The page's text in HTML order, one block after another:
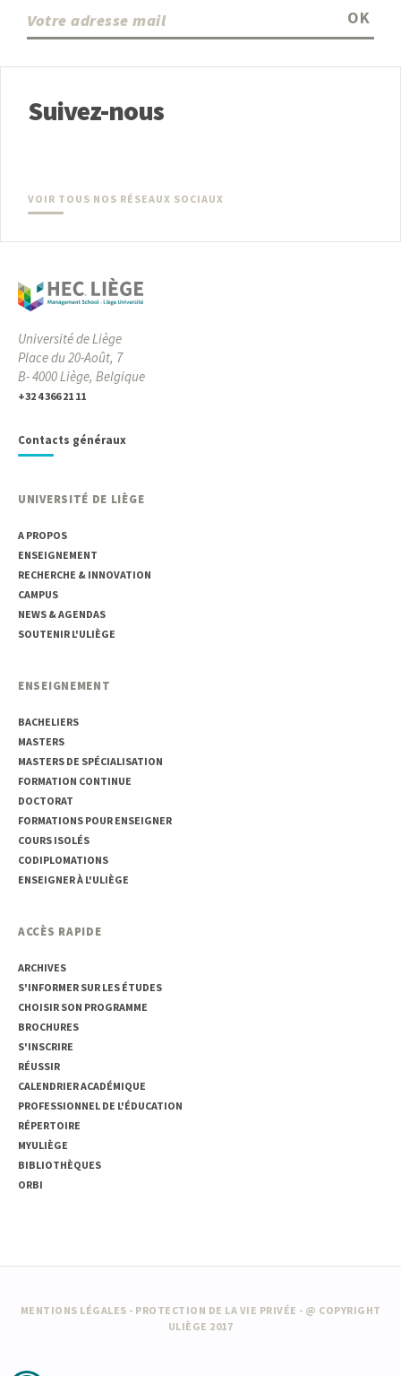
OK
Suivez-nous
VOIR TOUS NOS RÉSEAUX SOCIAUX
Université de Liège
Place du 20-Août, 7
B- 4000 Liège, Belgique
+32 4 366 21 11
Contacts généraux
UNIVERSITÉ DE LIÈGE
A PROPOS
ENSEIGNEMENT
RECHERCHE & INNOVATION
CAMPUS
NEWS & AGENDAS
SOUTENIR L'ULIÈGE
ENSEIGNEMENT
BACHELIERS
MASTERS
MASTERS DE SPÉCIALISATION
FORMATION CONTINUE
DOCTORAT
FORMATIONS POUR ENSEIGNER
COURS ISOLÉS
CODIPLOMATIONS
ENSEIGNER À L'ULIÈGE
ACCÈS RAPIDE
ARCHIVES
S'INFORMER SUR LES ÉTUDES
CHOISIR SON PROGRAMME
BROCHURES
S'INSCRIRE
RÉUSSIR
CALENDRIER ACADÉMIQUE
PROFESSIONNEL DE L'ÉDUCATION
RÉPERTOIRE
MYULIÈGE
BIBLIOTHÈQUES
ORBI
MENTIONS LÉGALES - PROTECTION DE LA VIE PRIVÉE - @ COPYRIGHT
ULIÈGE 2017